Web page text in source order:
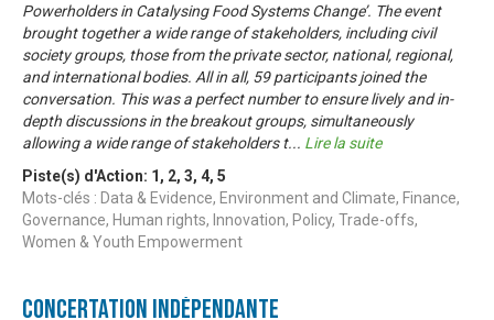
Powerholders in Catalysing Food Systems Change’. The event
brought together a wide range of stakeholders, including civil
society groups, those from the private sector, national, regional,
and international bodies. All in all, 59 participants joined the
conversation. This was a perfect number to ensure lively and in-
depth discussions in the breakout groups, simultaneously
allowing a wide range of stakeholders t... Lire la suite
Piste(s) d'Action: 1 , 2, 3, 4, 5
Mots-clés : Data & Evidence, Environment and Climate, Finance,
Governance, Human rights, Innovation, Policy, Trade-offs,
Women & Youth Empowerment
Concertation Indépendante